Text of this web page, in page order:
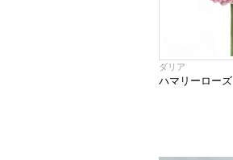
ダリア
ハマリーローズ